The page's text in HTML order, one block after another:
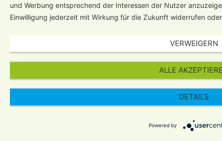
und Werbung entsprechend der Interessen der Nutzer
Einwilligung jederzeit mit Wirkung für die Zukunft widerrufen
VERWEIGERN
ALLE
DETAILS
Powered by